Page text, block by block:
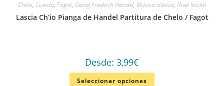
Chelo, Cuerda, Fagot, Georg Friedrich Händel, Música clásica, Nivel Inicial
Lascia Ch’io Pianga de Handel Partitura de Chelo / Fagot
Desde: 3,99€
Seleccionar opciones